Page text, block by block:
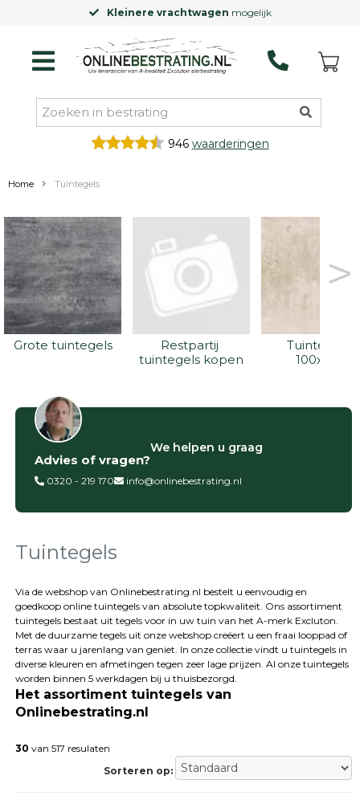
Kleinere vrachtwagenmogelijk
946 waarderingen
Home Tuintegels
Grote tuintegels
Restpartij
tuintegels kopen
Tuintegels
100x100
>
Filter op
Categorieën
Betontegels
tegels
Natuursteen
Terrastegels
Tuintegels
Stoeptegels
Buitentegels
Balkontegels
Sierbestrating
Betonklinkers
bestrating
Advies of vragen?
We helpen u graag
0320 - 219 170 info@onlinebestrating.nl
Tuintegels
Via de webshop van Onlinebestrating.nl bestelt u eenvoudig en
goedkoop online tuintegels van absolute topkwaliteit. Ons assortiment
tuintegels bestaat uit tegels voor in uw tuin van het A-merk Excluton.
Met de duurzame tegels uit onze webshop creëert u een fraai looppad of
terras waar u jarenlang van geniet. In onze collectie vindt u tuintegels in
diverse kleuren en afmetingen tegen zeer lage prijzen. Al onze tuintegels
worden binnen 5 werkdagen bij u thuisbezorgd.
Het assortiment tuintegels van
Onlinebestrating.nl
30 van 517 resulaten
Sorteren op: